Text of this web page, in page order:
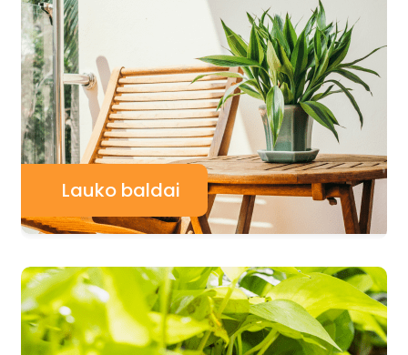
Lauko baldai